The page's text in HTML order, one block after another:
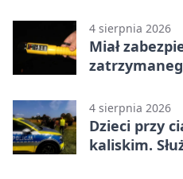
4 sierpnia 2026
Miał
4 sierpnia 2026
Dzieci przy
kaliskim.